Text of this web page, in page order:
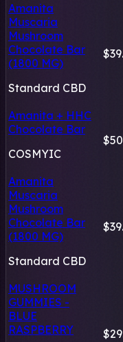
Amanita
Muscaria
Mushroom
Chocolate Bar
(1800 MG)
Standard CBD
Amanita + HHC
Chocolate Bar
COSMYIC
Amanita
Muscaria
Mushroom
Chocolate Bar
(1800 MG)
Standard CBD
MUSHROOM
GUMMIES -
BLUE
RASPBERRY